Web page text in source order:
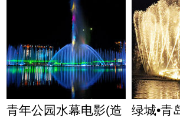
青年公园水幕电影(造 绿城•青